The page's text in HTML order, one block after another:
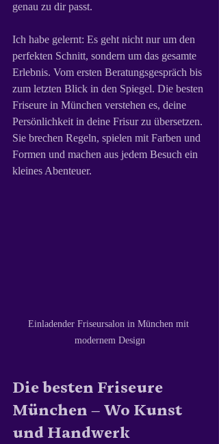
genau zu dir passt.
Ich habe gelernt: Es geht nicht nur um den
perfekten Schnitt, sondern um das gesamte
Erlebnis. Vom ersten Beratungsgespräch bis
zum letzten Blick in den Spiegel. Die besten
Friseure in München verstehen es, deine
Persönlichkeit in deine Frisur zu übersetzen.
Sie brechen Regeln, spielen mit Farben und
Formen und machen aus jedem Besuch ein
kleines Abenteuer.
Einladender Friseursalon in München mit
modernem Design
Die besten Friseure
München – Wo Kunst
und Handwerk